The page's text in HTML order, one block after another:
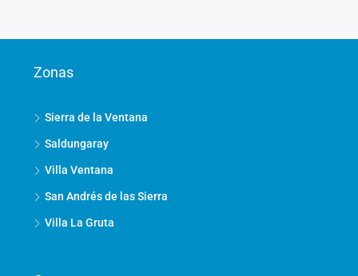
Zonas
Sierra de la Ventana
Saldungaray
Villa Ventana
San Andrés de las Sierra
Villa La Gruta